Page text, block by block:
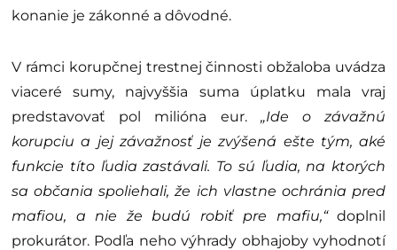
konanie je zákonné a dôvodné.
V rámci korupčnej trestnej činnosti obžaloba uvádza
viaceré sumy, najvyššia suma úplatku mala vraj
predstavovať pol milióna eur. „Ide o závažnú
korupciu a jej závažnosť je zvýšená ešte tým, aké
funkcie títo ľudia zastávali. To sú ľudia, na ktorých
sa občania spoliehali, že ich vlastne ochránia pred
mafiou, a nie že budú robiť pre mafiu,“doplnil
prokurátor. Podľa neho výhrady obhajoby vyhodnotí